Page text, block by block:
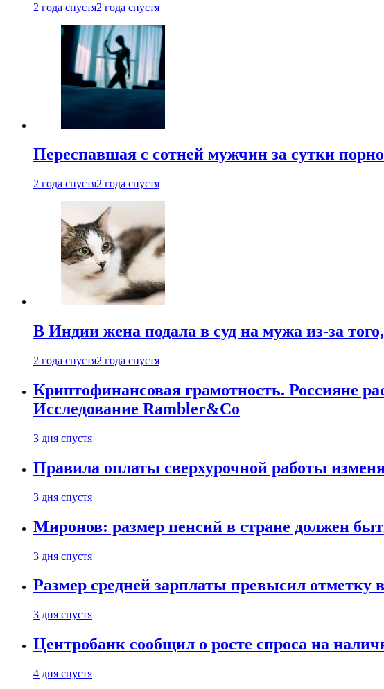
2 года спустя2 года спустя
Переспавшая с сотней мужчин за сутки
2 года спустя2 года спустя
В Индии жена подала в суд на мужа из-за
2 года спустя2 года спустя
Криптофинансовая грамотность. Россияне
Исследование Rambler&Co
3 дня спустя
Правила оплаты сверхурочной работы
3 дня спустя
Миронов: размер пенсий в стране должен
3 дня спустя
Размер средней зарплаты превысил отметку
3 дня спустя
Центробанк сообщил о росте спроса на
4 дня спустя